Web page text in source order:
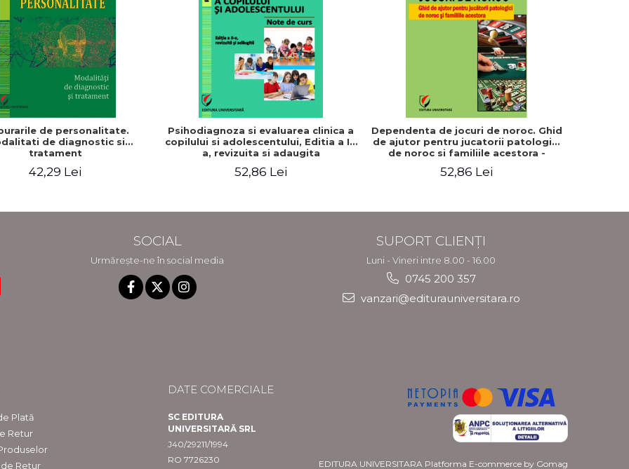
de personalitate.
de diagnostic si
tratament
42,29 Lei
Psihodiagnoza si evaluarea clinica a
copilului si adolescentului, Editia a II-
a, revizuita si adaugita
52,86 Lei
Dependenta de jocuri de noroc. Ghid
de ajutor pentru jucatorii patologici
de noroc si familiile acestora -
52,86 Lei
SOCIAL
Urmărește-ne în social media
SUPORT CLIENȚI
Luni - Vineri intre 8.00 - 16.00
0745 200 357
vanzari@editurauniversitara.ro
Plată
Retur
Retur
DATE COMERCIALE
SC EDITURA
UNIVERSITARĂ SRL
J40/29211/1994
RO 7726230
EDITURA UNIVERSITARA Platforma E-commerce by Gomag